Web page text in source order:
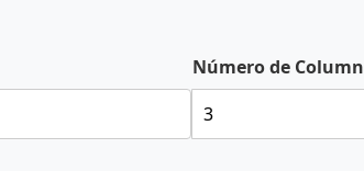
Número de